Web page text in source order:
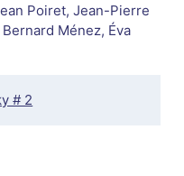
Poiret, Jean-Pierre
Ménez, Éva
# 2